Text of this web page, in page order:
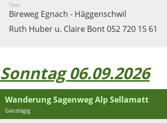
Text
Bireweg Egnach - Häggenschwil
Ruth Huber u. Claire Bont 052 720 15 61
Sonntag 06.09.2026
Wanderung Sagenweg Alp Sellamatt
Ganztägig